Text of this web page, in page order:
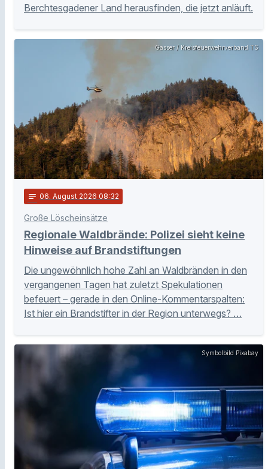
Berchtesgadener Land herausfinden, die jetzt anläuft.
Gasser / Kreisfeuerwehrverband TS
notes 06. August 2026 08:32
Große Löscheinsätze
Regionale Waldbrände: Polizei sieht keine
Hinweise auf Brandstiftungen
Die ungewöhnlich hohe Zahl an Waldbränden in den
vergangenen Tagen hat zuletzt Spekulationen
befeuert – gerade in den Online-Kommentarspalten:
Ist hier ein Brandstifter in der Region unterwegs? …
Symbolbild Pixabay